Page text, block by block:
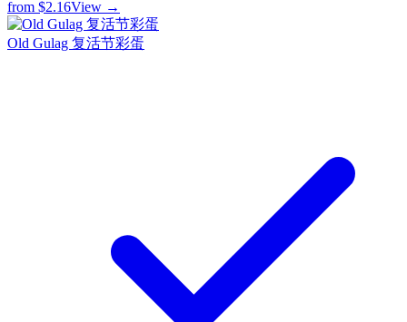
from $2.16View →
Old Gulag 复活节彩蛋